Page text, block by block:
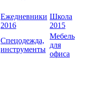
Ежедневники
2016
Школа
2015
Спецодежда,
инструменты
Мебель
для
офиса